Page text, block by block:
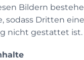
Bildern
sodass Dritten eine
nicht gestattet ist.